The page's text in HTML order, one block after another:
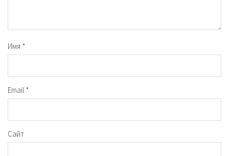
Имя *
Email *
Сайт